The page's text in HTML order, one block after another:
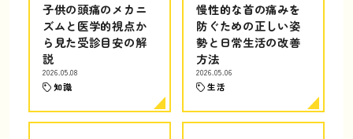
子供の頭痛のメカニ
ズムと医学的視点か
ら見た受診目安の解
説
2026.05.08
知識
慢性的な首の痛みを
防ぐための正しい姿
勢と日常生活の改善
方法
2026.05.06
生活